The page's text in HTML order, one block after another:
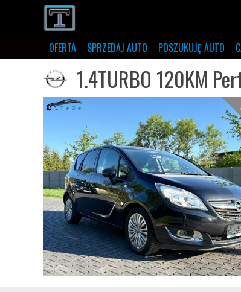
OFERTA SPRZEDAJ AUTO POSZUKUJĘ AUTO
1.4TURBO 120KM